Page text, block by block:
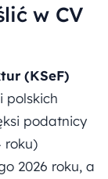
w CV
(KSeF)
polskich
podatnicy
roku)
2026 roku, a